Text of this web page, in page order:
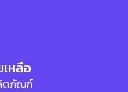
หลือ
ตภัณฑ์